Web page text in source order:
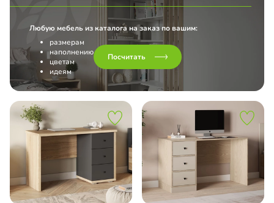
Любую мебель из каталога на заказ по вашим:
размерам
наполнению
цветам
идеям
Посчитать